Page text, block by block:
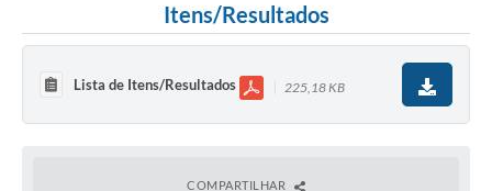
Itens/Resultados
Lista de Itens/Resultados 225,18 KB
COMPARTILHAR